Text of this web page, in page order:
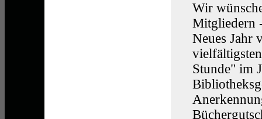
Wir
Mitgliedern
Neues Jahr
Stunde" im